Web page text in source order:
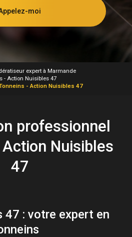
moi
expert à Marmande
- Action Nuisibles 47
- Action Nuisibles 47
professionnel
Nuisibles
47
47 : votre expert en